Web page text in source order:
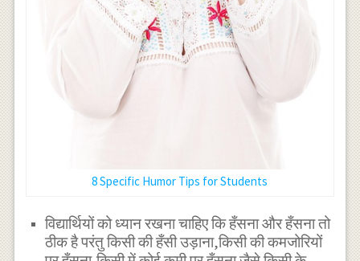
8 Specific Humor Tips for Students
विद्यार्थियों को ध्यान रखना चाहिए कि हँसना और हँसना तो
ठीक है परंतु किसी की हँसी उड़ाना,किसी की कमजोरियों